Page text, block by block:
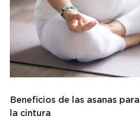
Beneficios de las asanas
la cintura